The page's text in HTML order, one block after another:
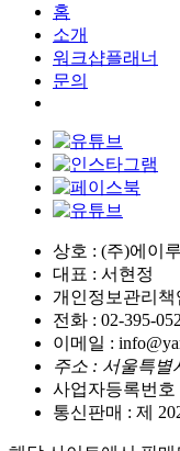
홈
소개
워크샵플래너
문의
상호 : (주)에이
대표 : 서현정
개인정보관리책
전화 : 02-395-
이메일 :
주소 : 서울특별
사업자등록번호
통신판매 : 제